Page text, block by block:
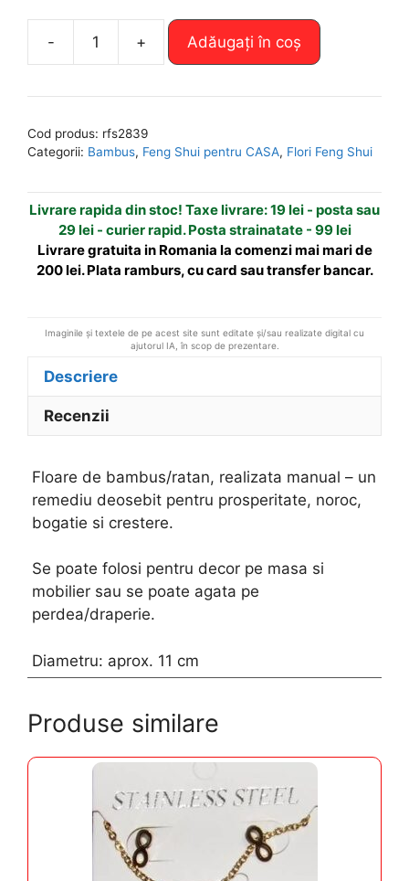
-
Cantitate
de
realizata
+ Adăugați în coș
e
n
t
i
Cod produs: rfs2839
Categorii: Bambus, Feng Shui pentru CASA, Flori Feng Shui
Livrare rapida din stoc! Taxe livrare: 19 lei - posta sau
29 lei - curier rapid. Posta strainatate - 99 lei
Livrare gratuita in Romania la comenzi mai mari de
200 lei. Plata ramburs, cu card sau transfer bancar.
Imaginile și textele de pe acest site sunt editate și/sau realizate digital cu
ajutorul IA, în scop de prezentare.
Descriere
Recenzii
Floare de bambus/ratan, realizata manual – un
remediu deosebit pentru prosperitate, noroc,
bogatie si crestere.
Se poate folosi pentru decor pe masa si
mobilier sau se poate agata pe
perdea/draperie.
Diametru: aprox. 11 cm
Produse similare